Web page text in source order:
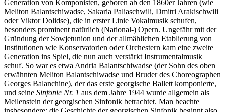
Generation von Komponisten, geboren ab den 1860er Jahren (wie
Meliton Balantschiwadse, Sakaria Paliaschwili, Dmitri Arakischwili
oder Viktor Dolidse), die in erster Linie Vokalmusik schufen,
besonders prominent natürlich (National-) Opern. Ungefähr mit der
Gründung der Sowjetunion und der allmählichen Etablierung von
Institutionen wie Konservatorien oder Orchestern kam eine zweite
Generation ins Spiel, die nun auch verstärkt Instrumentalmusik
schuf. So war es etwa Andria Balantschiwadse (der Sohn des oben
erwähnten Meliton Balantschiwadse und Bruder des Choreographen
Georges Balanchine), der das erste georgische Ballett komponierte,
und seine Sinfonie Nr. 1 aus dem Jahre 1944 wurde allgemein als
Meilenstein der georgischen Sinfonik betrachtet. Man beachte